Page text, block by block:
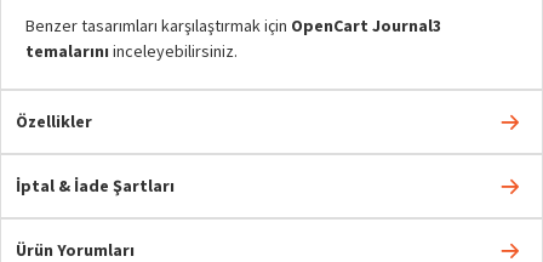
Benzer tasarımları karşılaştırmak için OpenCart Journal3
temalarını inceleyebilirsiniz.
Özellikler
İptal & İade Şartları
Ürün Yorumları